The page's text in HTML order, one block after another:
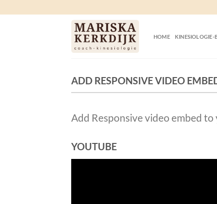
naar
HOME KINESIOLOGIE-
ADD RESPONSIVE VIDEO
Add Responsive video embed
YOUTUBE